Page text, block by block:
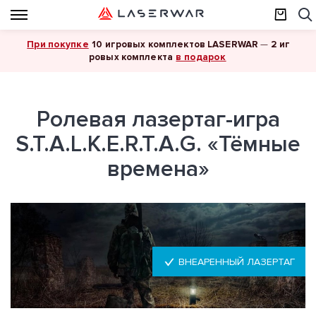
При покупке 10 игровых комплектов LASERWAR — 2 иг
ровых комплекта в подарок
Ролевая лазертаг-игра
S.T.A.L.K.E.R.T.A.G. «Тёмные
времена»
ВНЕАРЕННЫЙ ЛАЗЕРТАГ